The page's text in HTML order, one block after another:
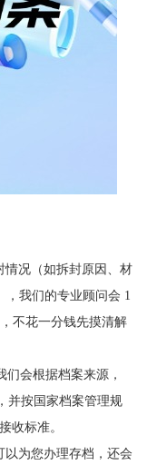
情况（如拆封原因、材
，我们的专业顾问会 1
不花一分钱先摸清解
会根据档案来源，
并按国家档案管理规
收标准。
为您办理存档，还会